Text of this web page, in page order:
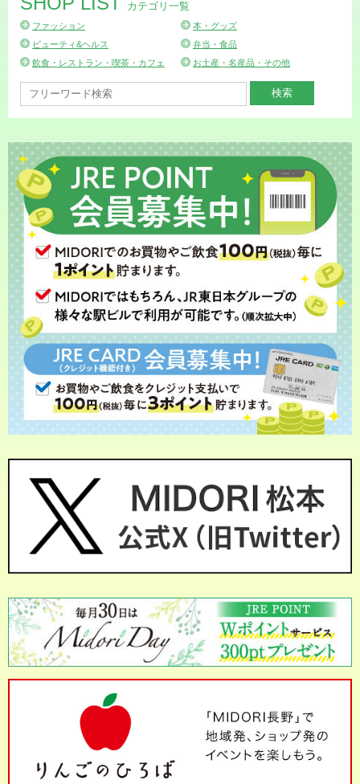
カテゴリ一覧
ファッション
本・グッズ
ビューティ&ヘルス
弁当・食品
飲食・レストラン・喫茶・カフェ
お土産・名産品・その他